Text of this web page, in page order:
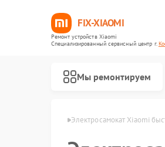
FIX-XIAOMI
Ремонт устройств Xiaomi
Специализированный cервисный центр г.
Мы ремонтируем
Электросамокат Xiaomi